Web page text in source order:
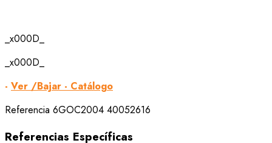
_x000D_
_x000D_
- Ver /Bajar - Catálogo
Referencia 6GOC2004 40052616
Referencias Específicas